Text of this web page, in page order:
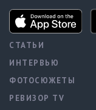
СТАТЬИ
ИНТЕРВЬЮ
ФОТОСЮЖЕТЫ
РЕВИЗОР TV